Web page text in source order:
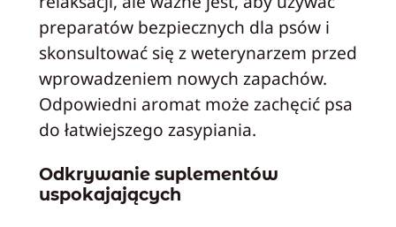
preparatów bezpiecznych dla psów i
skonsultować się z weterynarzem przed
wprowadzeniem nowych zapachów.
Odpowiedni aromat może zachęcić psa
do łatwiejszego zasypiania.
Odkrywanie suplementów
uspokajających